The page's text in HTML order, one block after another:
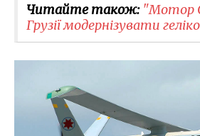
Читайте також: "Мотор
Грузії модернізувати